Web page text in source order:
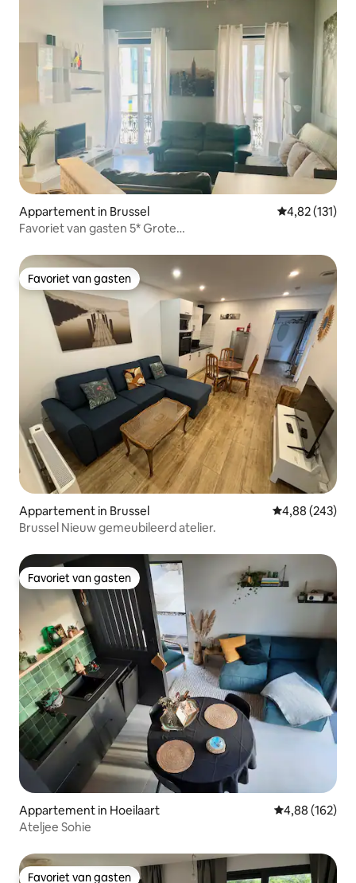
Appartement in Brussel Gemiddelde
4,82 (131)
Favoriet van gasten 5* Grote
Favoriet van gasten
Favoriet van gasten
Appartement in Brussel Gemiddelde
4,88 (243)
Brussel Nieuw gemeubileerd atelier.
Favoriet van gasten
Favoriet van gasten
Appartement in Hoeilaart Gemiddelde
4,88 (162)
Ateljee Sohie
Favoriet van gasten